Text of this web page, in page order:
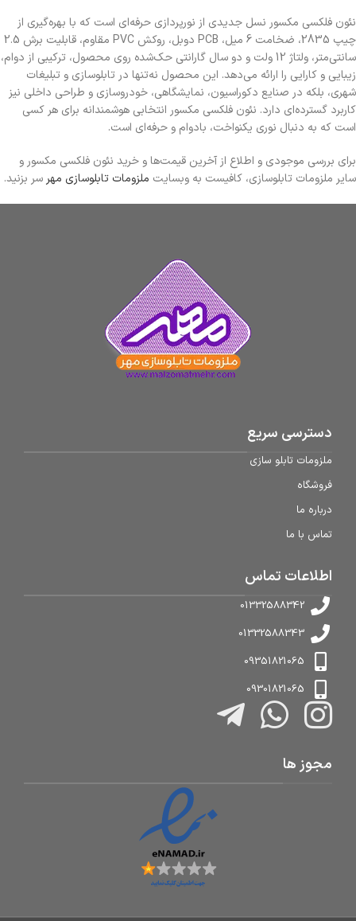
نئون فلکسی مکسور نسل جدیدی از نورپردازی حرفه‌ای است که با بهره‌گیری از
چیپ 2835، ضخامت 6 میل، PCB دوبل، روکش PVC مقاوم، قابلیت برش 2.5
سانتی‌متر، ولتاژ 12 ولت و دو سال گارانتی حک‌شده روی محصول، ترکیبی از دوام،
زیبایی و کارایی را ارائه می‌دهد. این محصول نه‌تنها در تابلوسازی و تبلیغات
شهری، بلکه در صنایع دکوراسیون، نمایشگاهی، خودروسازی و طراحی داخلی نیز
کاربرد گسترده‌ای دارد. نئون فلکسی مکسور انتخابی هوشمندانه برای هر کسی
است که به دنبال نوری یکنواخت، بادوام و حرفه‌ای است.
برای بررسی موجودی و اطلاع از آخرین قیمت‌ها و خرید نئون فلکسی مکسور و
سایر ملزومات تابلوسازی، کافیست به وبسایت ملزومات تابلوسازی مهر سر بزنید.
دسترسی سریع
ملزومات تابلو سازی
فروشگاه
درباره ما
تماس با ما
اطلاعات تماس
01332588342
01332588343
09351821065
09301821065
مجوز ها